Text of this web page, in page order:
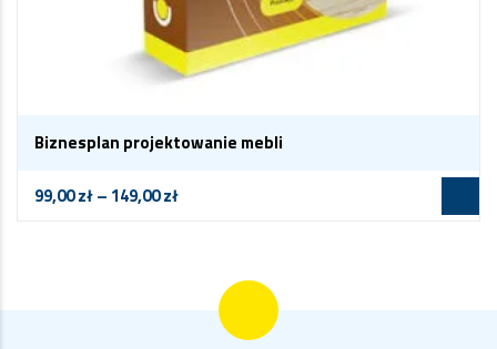
Biznesplan projektowanie mebli
99,00zł– 149,00zł